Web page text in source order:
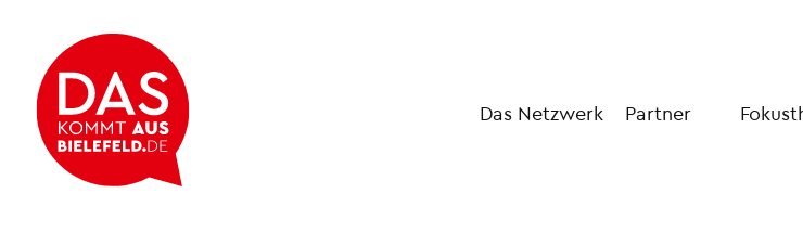
Das Netzwerk Partner